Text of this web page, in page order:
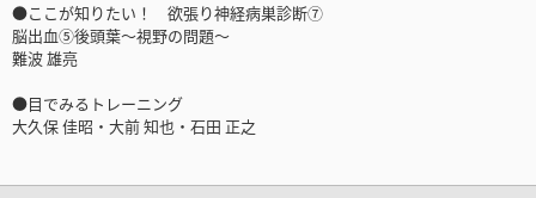
●ここが知りたい！ 欲張り神経病巣診断⑦
脳出血⑤後頭葉～視野の問題～
難波 雄亮
●目でみるトレーニング
大久保 佳昭・大前 知也・石田 正之